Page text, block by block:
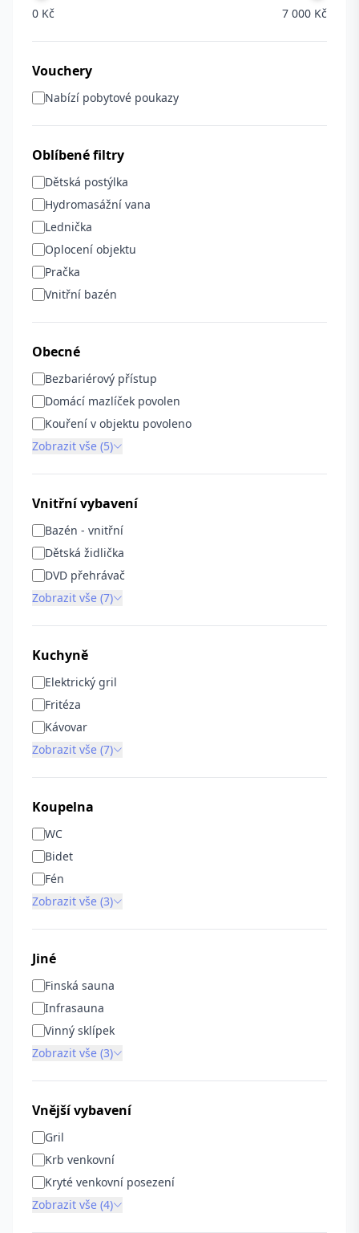
0 Kč 7 000 Kč
Vouchery
Nabízí pobytové poukazy
Oblíbené filtry
Dětská postýlka
Hydromasážní vana
Lednička
Oplocení objektu
Pračka
Vnitřní bazén
Obecné
Bezbariérový přístup
Domácí mazlíček povolen
Kouření v objektu povoleno
Zobrazit vše (5)
Vnitřní vybavení
Bazén - vnitřní
Dětská židlička
DVD přehrávač
Zobrazit vše (7)
Kuchyně
Elektrický gril
Fritéza
Kávovar
Zobrazit vše (7)
Koupelna
WC
Bidet
Fén
Zobrazit vše (3)
Jiné
Finská sauna
Infrasauna
Vinný sklípek
Zobrazit vše (3)
Vnější vybavení
Gril
Krb venkovní
Kryté venkovní posezení
Zobrazit vše (4)